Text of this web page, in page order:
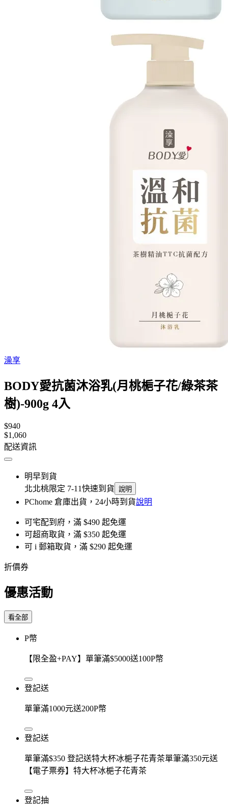
澡享
BODY愛抗菌沐浴乳(月桃梔子花/綠茶茶
樹)-900g 4入
$940
$1,060
配送資訊
明早到貨
北北桃限定 7-11快速到貨 說明
PChome 倉庫出貨，24小時到貨說明
可宅配到府，滿 $490 起免運
可超商取貨，滿 $350 起免運
可 i 郵箱取貨，滿 $290 起免運
折價券
優惠活動
看全部
P幣
【限全盈+PAY】單筆滿$5000送100P幣
登記送
單筆滿1000元送200P幣
登記送
單筆滿$350 登記送特大杯冰梔子花青茶單筆滿350元送
【電子票券】特大杯冰梔子花青茶
登記抽